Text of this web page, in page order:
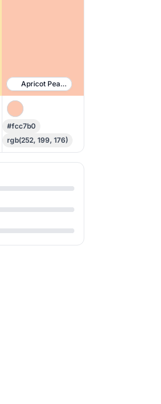
Apricot Peach
#fcc7b0
rgb(252, 199, 176)